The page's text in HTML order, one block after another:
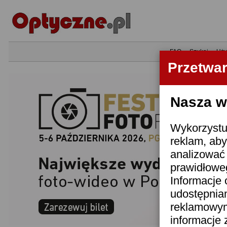
Nasza
reklam,
Informacje
informacje
•FAQ•Szukaj•